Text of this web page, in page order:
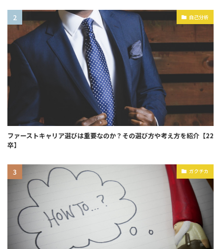
自己分析
ファーストキャリア選びは重要なのか？その選び方や考え方を紹介【22
卒】
ガクチカ